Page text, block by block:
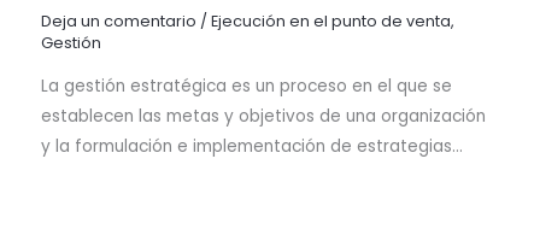
Deja un comentario /Ejecución en el punto de venta,
Gestión
La gestión estratégica es un proceso en el que se
establecen las metas y objetivos de una organización
y la formulación e implementación de estrategias…